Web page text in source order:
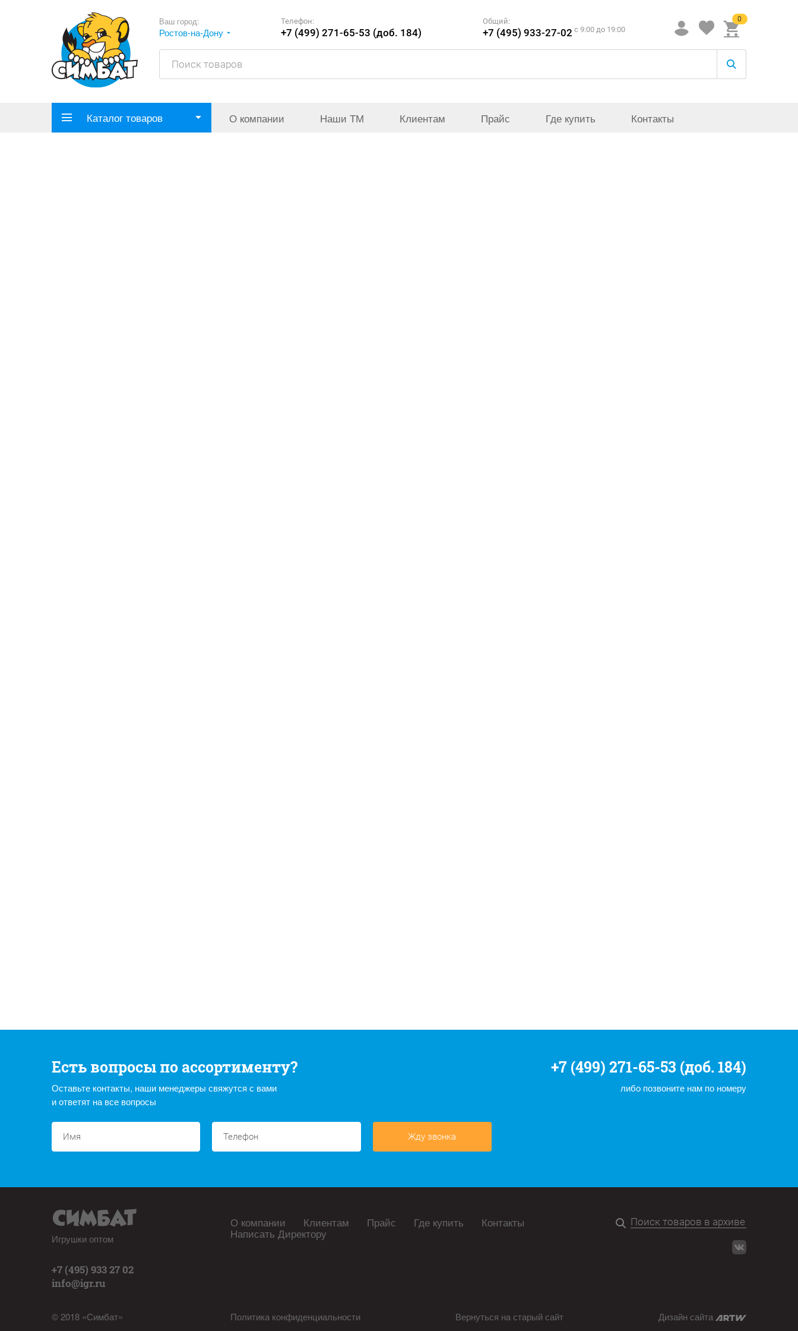
Ваш город:
Ростов-на-Дону
Телефон:
+7 (499) 271-65-53 (доб. 184)
Общий:
+7 (495) 933-27-02 c 9:00 до 19:00
0
Каталог товаров О компании Наши ТМ Клиентам Прайс Где купить Контакты
Есть вопросы по ассортименту?
Оставьте контакты, наши менеджеры свяжутся с вами
и ответят на все вопросы
+7 (499) 271-65-53 (доб. 184)
либо позвоните нам по номеру
Жду звонка
Игрушки оптом
+7 (495) 933 27 02
info@igr.ru
© 2018 «Симбат»
О компании Клиентам Прайс Где купить Контакты
Написать Директору
Политика конфиденциальности Вернуться на старый сайт Дизайн сайта